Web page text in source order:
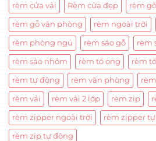
rèm cửa vải Rèm cửa đẹp rèm gỗ
rèm gỗ văn phòng rèm ngoài trời
rèm phòng ngủ rèm sáo gỗ rèm
rèm sáo nhôm rèm tổ ong rèm
rèm tự động rèm văn phòng
rèm vải rèm vải 2 lớp rèm zip
rèm zipper ngoài trời rèm zipper
rèm zip tự động